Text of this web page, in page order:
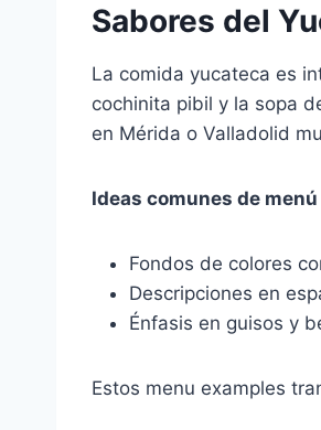
Sabores del
La comida yucateca es
cochinita pibil y la sopa
en Mérida o Valladolid
Ideas comunes de
Fondos de colores
Descripciones en
Énfasis en guisos y
Estos menu examples